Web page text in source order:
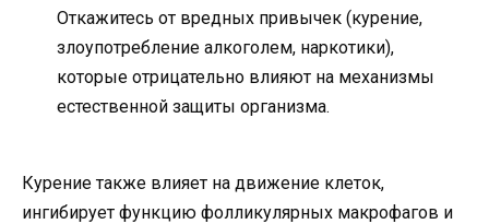
Откажитесь от вредных привычек (курение,
злоупотребление алкоголем, наркотики),
которые отрицательно влияют на механизмы
естественной защиты организма.
Курение также влияет на движение клеток,
ингибирует функцию фолликулярных макрофагов и